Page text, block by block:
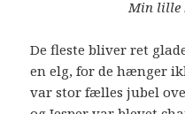
Min lille
De fleste bliver ret
en elg, for de hænger
var stor fælles jubel